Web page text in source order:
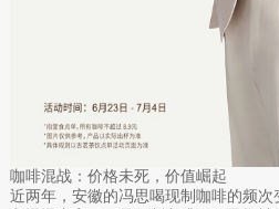
咖啡混战：价格未死，价值崛起
近两年，安徽的冯思喝现制咖啡的频